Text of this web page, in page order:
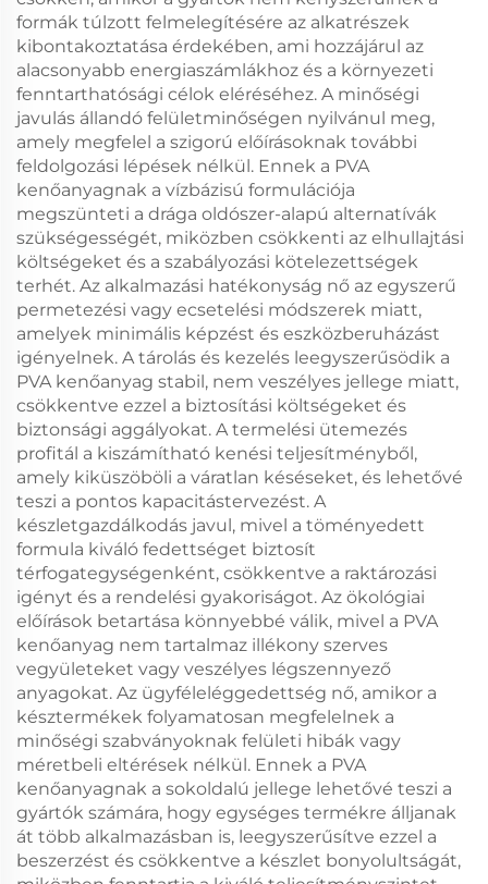
formák túlzott felmelegítésére az alkatrészek
kibontakoztatása érdekében, ami hozzájárul az
alacsonyabb energiaszámlákhoz és a környezeti
fenntarthatósági célok eléréséhez. A minőségi
javulás állandó felületminőségen nyilvánul meg,
amely megfelel a szigorú előírásoknak további
feldolgozási lépések nélkül. Ennek a PVA
kenőanyagnak a vízbázisú formulációja
megszünteti a drága oldószer-alapú alternatívák
szükségességét, miközben csökkenti az elhullajtási
költségeket és a szabályozási kötelezettségek
terhét. Az alkalmazási hatékonyság nő az egyszerű
permetezési vagy ecsetelési módszerek miatt,
amelyek minimális képzést és eszközberuházást
igényelnek. A tárolás és kezelés leegyszerűsödik a
PVA kenőanyag stabil, nem veszélyes jellege miatt,
csökkentve ezzel a biztosítási költségeket és
biztonsági aggályokat. A termelési ütemezés
profitál a kiszámítható kenési teljesítményből,
amely kiküszöböli a váratlan késéseket, és lehetővé
teszi a pontos kapacitástervezést. A
készletgazdálkodás javul, mivel a töményedett
formula kiváló fedettséget biztosít
térfogategységenként, csökkentve a raktározási
igényt és a rendelési gyakoriságot. Az ökológiai
előírások betartása könnyebbé válik, mivel a PVA
kenőanyag nem tartalmaz illékony szerves
vegyületeket vagy veszélyes légszennyező
anyagokat. Az ügyféleléggedettség nő, amikor a
késztermékek folyamatosan megfelelnek a
minőségi szabványoknak felületi hibák vagy
méretbeli eltérések nélkül. Ennek a PVA
kenőanyagnak a sokoldalú jellege lehetővé teszi a
gyártók számára, hogy egységes termékre álljanak
át több alkalmazásban is, leegyszerűsítve ezzel a
beszerzést és csökkentve a készlet bonyolultságát,